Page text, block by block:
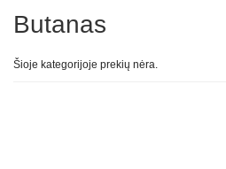
Butanas
Šioje kategorijoje prekių nėra.